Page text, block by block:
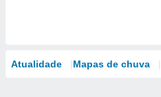
Atualidade Mapas de chuva